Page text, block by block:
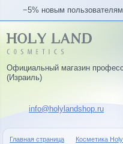
−5% новым
Официальный магазин
(Израиль)
info@holylandshop.ru
Главная страница Косметика